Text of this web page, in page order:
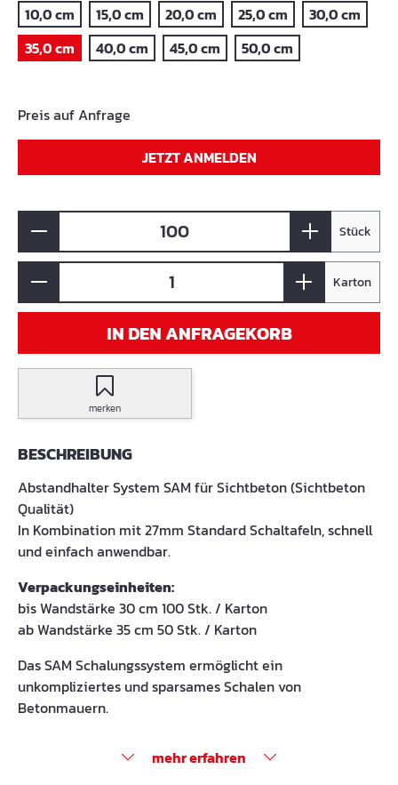
10,0 cm 15,0 cm 20,0 cm 25,0 cm
30,0 cm
35,0 cm
40,0 cm 45,0 cm 50,0 cm
Preis auf Anfrage
JETZT ANMELDEN
Stück
Karton
IN DEN ANFRAGEKORB
merken
BESCHREIBUNG
Abstandhalter System SAM für Sichtbeton (Sichtbeton
Qualität)
In Kombination mit 27mm Standard Schaltafeln, schnell
und einfach anwendbar.
Verpackungseinheiten:
bis Wandstärke 30 cm 100 Stk. / Karton
ab Wandstärke 35 cm 50 Stk. / Karton
Das SAM Schalungssystem ermöglicht ein
unkompliziertes und sparsames Schalen von
Betonmauern.
mehr erfahren